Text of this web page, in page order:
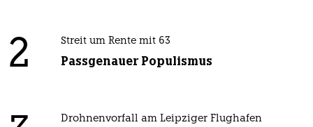
2 Streit um Rente mit 63
Passgenauer Populismus
Drohnenvorfall am Leipziger Flughafen